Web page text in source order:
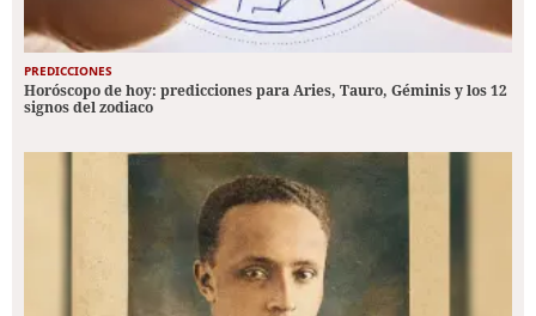
PREDICCIONES
Horóscopo de hoy: predicciones para Aries, Tauro, Géminis y los 12
signos del zodiaco